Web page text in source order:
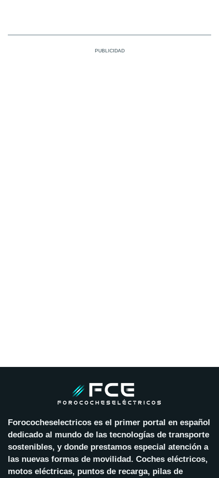
Forococheselectricos es el primer portal en español
dedicado al mundo de las tecnologías de transporte
sostenibles, y donde prestamos especial atención a
las nuevas formas de movilidad. Coches eléctricos,
motos eléctricas, puntos de recarga, pilas de